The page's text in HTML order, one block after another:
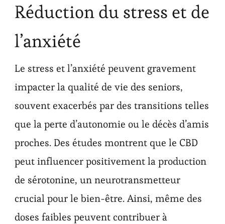
Réduction du stress et de
l’anxiété
Le stress et l’anxiété peuvent gravement
impacter la qualité de vie des seniors,
souvent exacerbés par des transitions telles
que la perte d’autonomie ou le décès d’amis
proches. Des études montrent que le CBD
peut influencer positivement la production
de sérotonine, un neurotransmetteur
crucial pour le bien-être. Ainsi, même des
doses faibles peuvent contribuer à